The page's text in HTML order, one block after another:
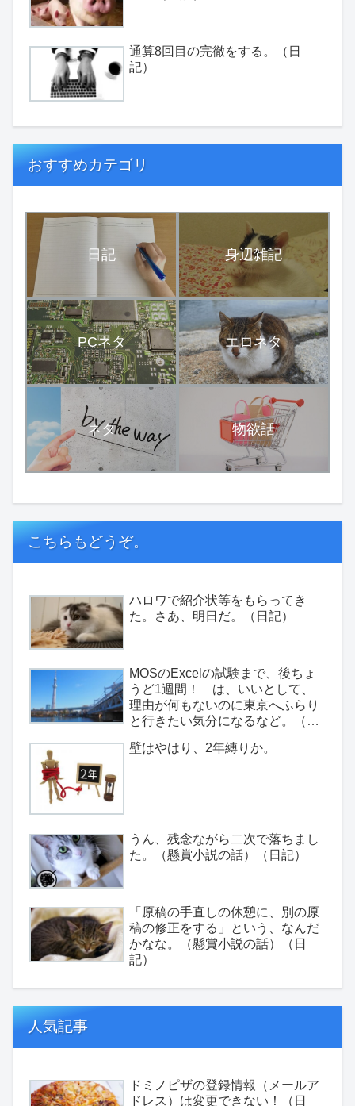
通算8回目の完徹をする。（日
記）
おすすめカテゴリ
日記 身辺雑記
PCネタ エロネタ
ネタ 物欲話
こちらもどうぞ。
ハロワで紹介状等をもらってき
た。さあ、明日だ。（日記）
MOSのExcelの試験まで、後ちょ
うど1週間！ は、いいとして、
理由が何もないのに東京へふらり
と行きたい気分になるなど。（日
壁はやはり、2年縛りか。
うん、残念ながら二次で落ちまし
た。（懸賞小説の話）（日記）
「原稿の手直しの休憩に、別の原
稿の修正をする」という、なんだ
かなな。（懸賞小説の話）（日
記）
人気記事
ドミノピザの登録情報（メールア
ドレス）は変更できない！（日